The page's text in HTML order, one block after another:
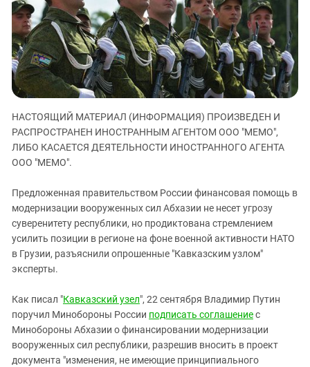
ЗАСТАВЛЯЕТ
КАВКАЗ ЗА ПАЛЕСТИНУ
ИНАКОМЫСЛИЕ В ЧЕЧНЕ
ПРЕСЛЕДОВАНИЕ АКТИВИСТОВ
МОБИЛИЗАЦИЯ И ПРОТЕСТЫ
Дагестан
Ингушетия
Кабардино-Балкария
Калмыкия
Карачаево-Черкесия
Краснодарский край
Российская Федерация
Северная Осетия - Алания
СКФО
Ставропольский край
Чечня
Южный Кавказ
ЮФО
НАСТОЯЩИЙ МАТЕРИАЛ (ИНФОРМАЦИЯ) ПРОИЗВЕДЕН И
РАСПРОСТРАНЕН ИНОСТРАННЫМ АГЕНТОМ ООО "МЕМО",
ЛИБО КАСАЕТСЯ ДЕЯТЕЛЬНОСТИ ИНОСТРАННОГО АГЕНТА
ООО "МЕМО".
Предложенная правительством России финансовая помощь в
модернизации вооруженных сил Абхазии не несет угрозу
суверенитету республики, но продиктована стремлением
усилить позиции в регионе на фоне военной активности НАТО
в Грузии, разъяснили опрошенные "Кавказским узлом"
эксперты.
Как писал "Кавказский узел", 22 сентября Владимир Путин
поручил Минобороны России подписать соглашениес
Минобороны Абхазии о финансировании модернизации
вооруженных сил республики, разрешив вносить в проект
документа "изменения, не имеющие принципиального